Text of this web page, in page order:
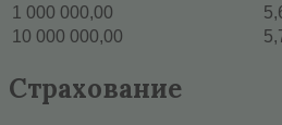
1 000 000,00
10 000 000,00
Страхование